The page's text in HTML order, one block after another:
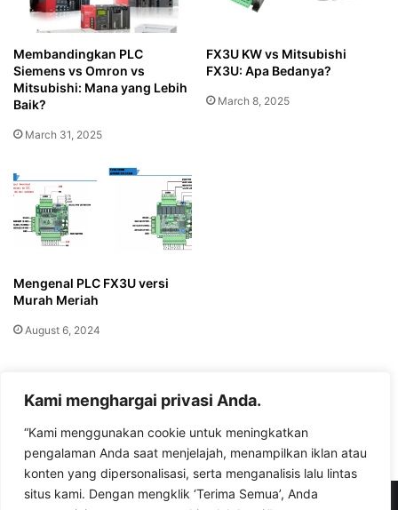
Kami menghargai privasi Anda.
“Kami menggunakan cookie untuk meningkatkan
pengalaman Anda saat menjelajah, menampilkan iklan atau
konten yang dipersonalisasi, serta menganalisis lalu lintas
situs kami. Dengan mengklik ‘Terima Semua’, Anda
Membandingkan PLC
Siemens vs Omron vs
Mitsubishi: Mana yang Lebih
Baik?
March 31, 2025
FX3U KW vs Mitsubishi
FX3U: Apa Bedanya?
March 8, 2025
Mengenal PLC FX3U versi
Murah Meriah
August 6, 2024
Leave a Reply
You must be logged in to post a comment.